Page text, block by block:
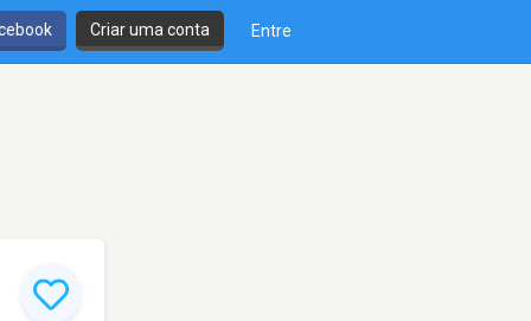
Criar uma conta Entre